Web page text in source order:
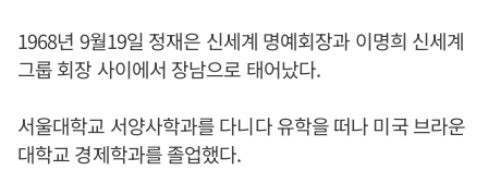
1968년 9월19일 정재은 신세계 명예회장과 이명희 신세계
그룹 회장 사이에서 장남으로 태어났다.
서울대학교 서양사학과를 다니다 유학을 떠나 미국 브라운
대학교 경제학과를 졸업했다.